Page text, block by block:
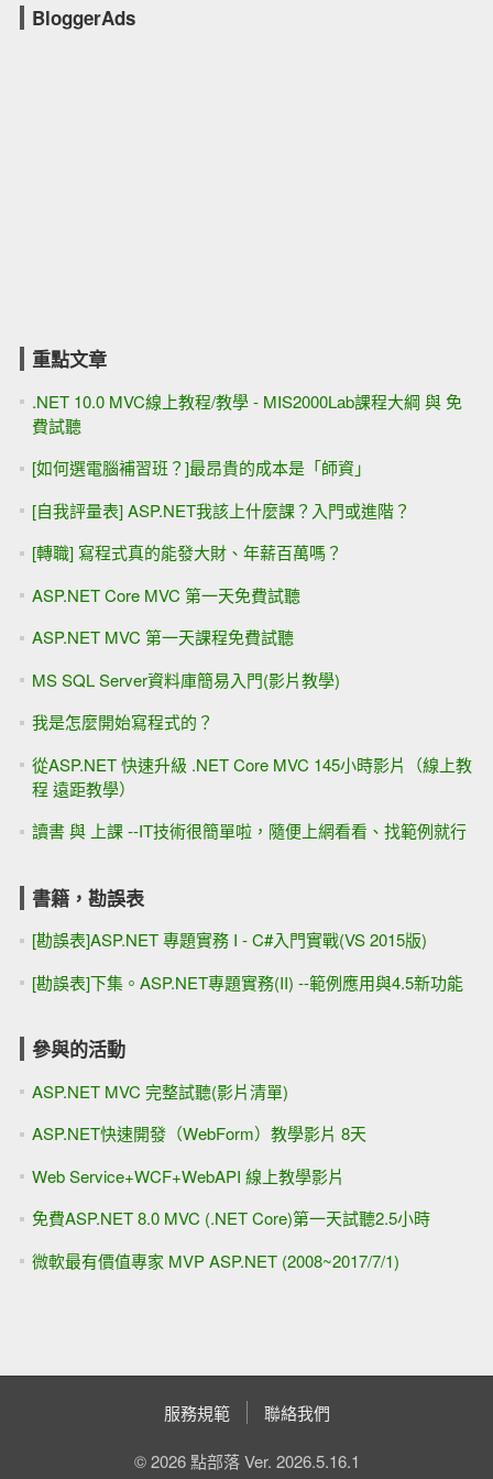
BloggerAds
重點文章
.NET 10.0 MVC線上教程/教學 - MIS2000Lab課程大綱 與 免
費試聽
[如何選電腦補習班？]最昂貴的成本是「師資」
[自我評量表] ASP.NET我該上什麼課？入門或進階？
[轉職] 寫程式真的能發大財、年薪百萬嗎？
ASP.NET Core MVC 第一天免費試聽
ASP.NET MVC 第一天課程免費試聽
MS SQL Server資料庫簡易入門(影片教學)
我是怎麼開始寫程式的？
從ASP.NET 快速升級 .NET Core MVC 145小時影片（線上教
程 遠距教學）
讀書 與 上課 --IT技術很簡單啦，隨便上網看看、找範例就行
書籍，勘誤表
[勘誤表]ASP.NET 專題實務 I - C#入門實戰(VS 2015版)
[勘誤表]下集。ASP.NET專題實務(II) --範例應用與4.5新功能
參與的活動
ASP.NET MVC 完整試聽(影片清單)
ASP.NET快速開發（WebForm）教學影片 8天
Web Service+WCF+WebAPI 線上教學影片
免費ASP.NET 8.0 MVC (.NET Core)第一天試聽2.5小時
微軟最有價值專家 MVP ASP.NET (2008~2017/7/1)
服務規範 聯絡我們
© 2026 點部落 Ver. 2026.5.16.1